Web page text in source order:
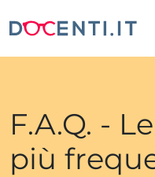
F.A.Q. -
più